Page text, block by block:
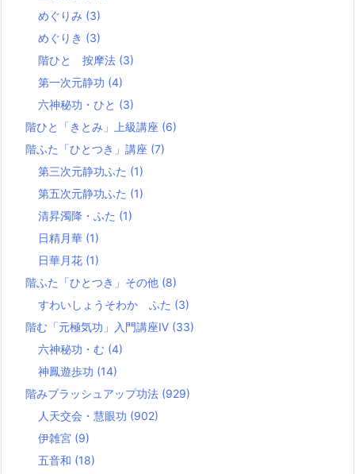
めぐりみ (3)
めぐりき (3)
階ひと 按摩法 (3)
第一次元静功 (4)
六神秘功・ひと (3)
階ひと「きとみ」上級講座 (6)
階ふた「ひとつき」講座 (7)
第三次元静功ふた (1)
第五次元静功ふた (1)
清昇濁降・ふた (1)
日精月華 (1)
日華月花 (1)
階ふた「ひとつき」その他 (8)
すわいしょうそわか ふた (3)
階む「元極気功」入門講座Ⅳ (33)
六神秘功・む (4)
神鳳遊歩功 (14)
階みブラッシュアップ功法 (929)
人天交会・慧眼功 (902)
伊雑宮 (9)
五音和 (18)